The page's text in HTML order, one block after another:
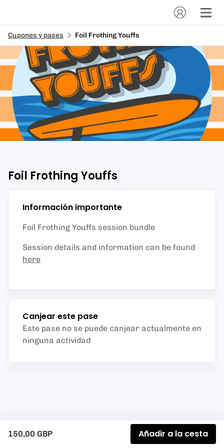
Cupones y pases Foil Frothing Youffs
Foil Frothing Youffs
Información importante
Foil Frothing Youffs session bundle
Session details and information can be found
here
Canjear este pase
Este pase no se puede canjear actualmente en
ninguna actividad
150,00 GBP Añadir a la cesta